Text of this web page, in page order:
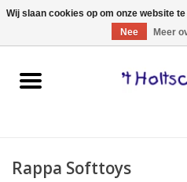
Home
spellen
Rappa Softtoys
Wij slaan cookies op om onze website
Nee
Meer